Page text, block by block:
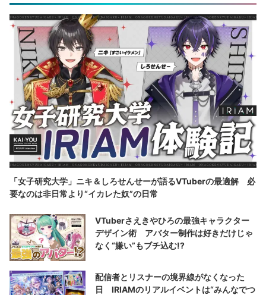
「女子研究大学」ニキ＆しろせんせーが語るVTuberの最適解 必
要なのは非日常より“イカレた奴”の日常
VTuberさえきやひろの最強キャラクター
デザイン術 アバター制作は好きだけじゃ
なく“嫌い”もブチ込む!?
配信者とリスナーの境界線がなくなった
日 IRIAMのリアルイベントは“みんなでつ